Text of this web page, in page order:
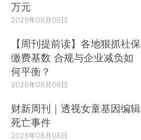
万元
2026年08月08日
【周刊提前读】各地狠抓社保
缴费基数 合规与企业减负如
何平衡？
2026年08月08日
财新周刊｜透视女童基因编辑
死亡事件
2026年08月08日